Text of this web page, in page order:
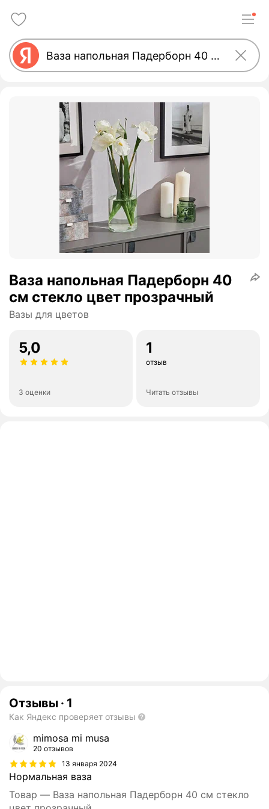
Ваза напольная Падерборн 40
см стекло цвет прозрачный
Вазы для цветов
5,0
3 оценки
1
отзыв
Читать отзывы
Отзывы · 1
Как Яндекс проверяет отзывы
mimosa mi musa
20 отзывов
13 января 2024
Нормальная ваза
Товар — Ваза напольная Падерборн 40 см стекло